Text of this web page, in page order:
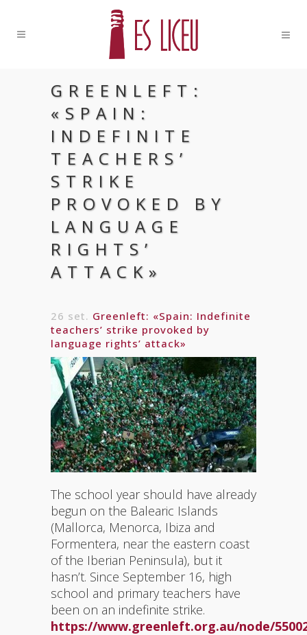
GREENLEFT:
«SPAIN:
INDEFINITE
TEACHERS’
STRIKE
PROVOKED BY
LANGUAGE
RIGHTS’
ATTACK»
26 set. Greenleft: «Spain: Indefinite
teachers’ strike provoked by
language rights’ attack»
The school year should have already
begun on the Balearic Islands
(Mallorca, Menorca, Ibiza and
Formentera, near the eastern coast
of the Iberian Peninsula), but it
hasn’t. Since September 16, high
school and primary teachers have
been on an indefinite strike.
https://www.greenleft.org.au/node/